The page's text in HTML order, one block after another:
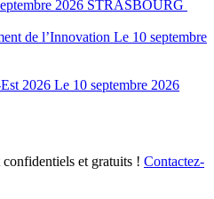
2026 STRASBOURG
de l’Innovation Le 10 septembre
2026 Le 10 septembre 2026
confidentiels et gratuits ! Contactez-